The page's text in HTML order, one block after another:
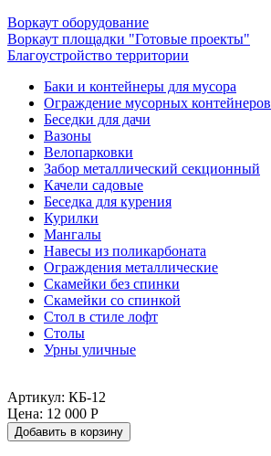
Воркаут оборудование
Воркаут площадки "Готовые проекты"
Благоустройство территории
Баки и контейнеры для мусора
Ограждение мусорных контейнеров
Беседки для дачи
Вазоны
Велопарковки
Забор металлический секционный
Качели садовые
Беседка для курения
Курилки
Мангалы
Навесы из поликарбоната
Ограждения металлические
Скамейки без спинки
Скамейки со спинкой
Стол в стиле лофт
Столы
Урны уличные
Артикул: КБ-12
Цена: 12 000 Р
Добавить в корзину